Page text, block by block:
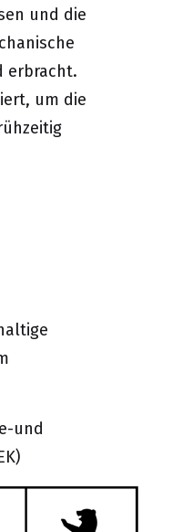
und die
erbracht.
um die
und